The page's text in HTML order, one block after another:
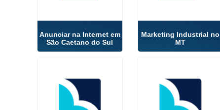
Anunciar na Internet em
São Caetano do Sul
Marketing Industrial no
MT